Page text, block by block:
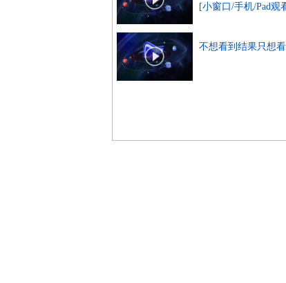
[小窗口/手机/Pad观
不想看到结果只想